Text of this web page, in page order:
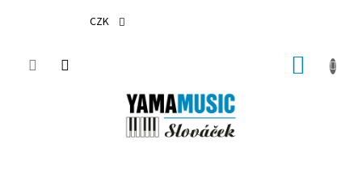
CZK